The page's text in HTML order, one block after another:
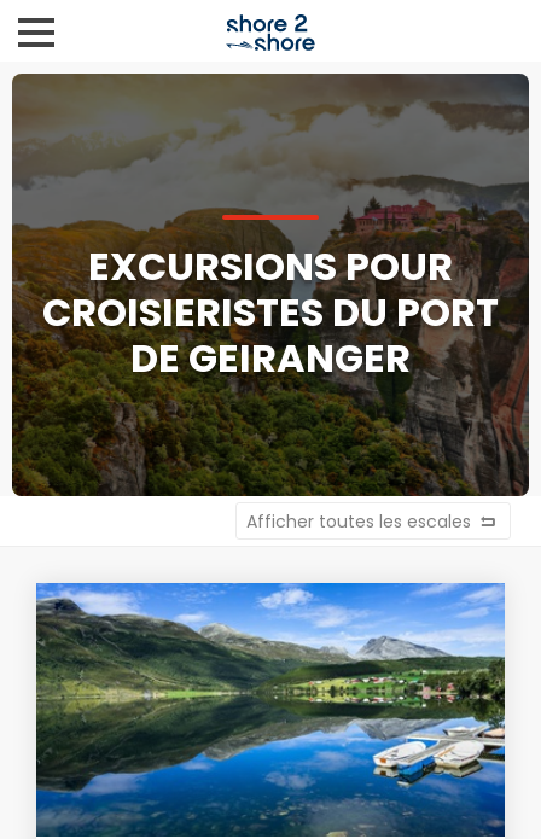
EXCURSIONS POUR
CROISIERISTES DU PORT
DE GEIRANGER
Afficher toutes les escales